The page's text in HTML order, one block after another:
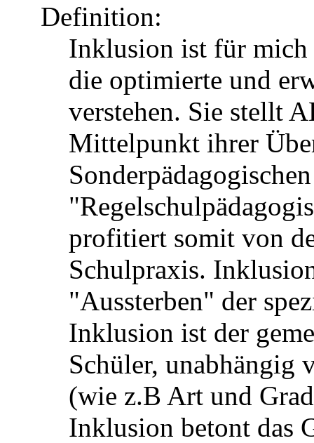
Definition:
Inklusion ist für mich
die optimierte und
verstehen. Sie stellt
Mittelpunkt ihrer
profitiert somit von
Schulpraxis.
"Aussterben" der
Inklusion ist der
Schüler, unabhängig
(wie z.B Art und
Inklusion betont das